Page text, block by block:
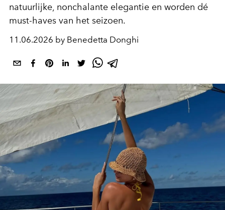
natuurlijke, nonchalante elegantie en worden dé
must-haves van het seizoen.
11.06.2026 by Benedetta Donghi